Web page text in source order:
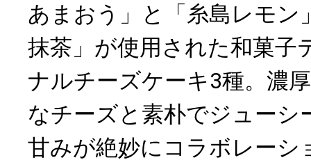
あまおう」と「糸島レモン
抹茶」が使用された和菓子
ナルチーズケーキ3種。濃
なチーズと素朴でジューシ
甘みが絶妙にコラボレーシ